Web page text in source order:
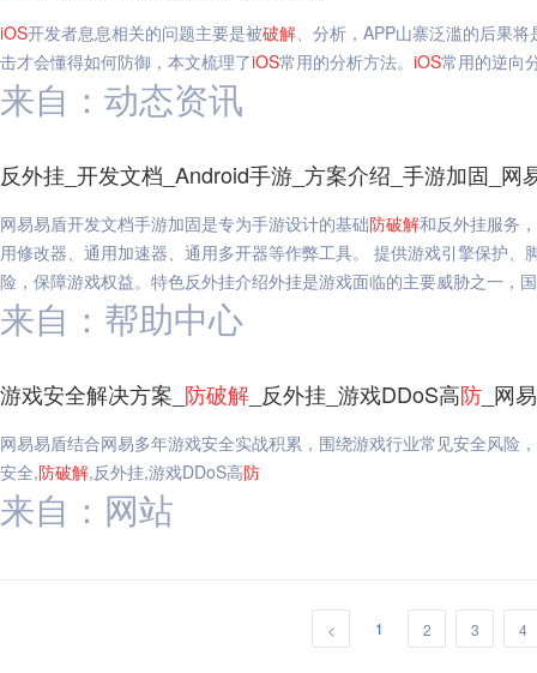
iOS开发者息息相关的问题主要是被破解、分析，APP山寨泛滥的后果
击才会懂得如何防御，本文梳理了iOS常用的分析方法。 iOS常用的逆向
来自：动态资讯
反外挂_开发文档_Android手游_方案介绍_手游加固_网
网易易盾开发文档手游加固是专为手游设计的基础防破解和反外挂服务
用修改器、通用加速器、通用多开器等作弊工具。 提供游戏引擎保护
险，保障游戏权益。特色反外挂介绍外挂是游戏面临的主要威胁之一，
来自：帮助中心
游戏安全解决方案_ 防破解 _反外挂_游戏DDoS高防 _网
网易易盾结合网易多年游戏安全实战积累，围绕游戏行业常见安全风
安全,防破解,反外挂,游戏DDoS高防
来自：网站
< 1 2 3 4